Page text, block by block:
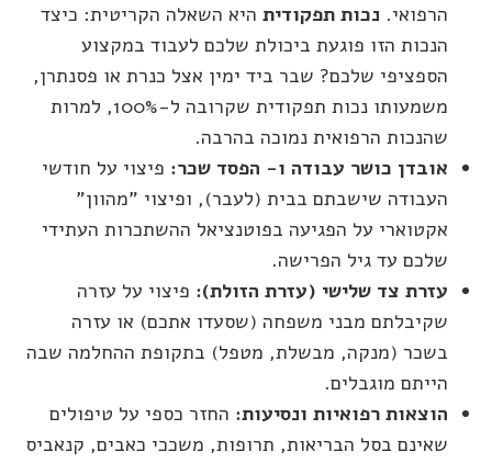
הרפואי. נכות תפקודית היא השאלה הקריטית: כיצד
הנכות הזו פוגעת ביכולת שלכם לעבוד במקצוע
הספציפי שלכם? שבר ביד ימין אצל כנרת או פסנתרן,
משמעותו נכות תפקודית שקרובה ל-100%, למרות
שהנכות הרפואית נמוכה בהרבה.
אובדן כושר עבודה ו- הפסד שכר: פיצוי על חודשי
העבודה שישבתם בבית (לעבר), ופיצוי "מהוון"
אקטוארי על הפגיעה בפוטנציאל ההשתכרות העתידי
שלכם עד גיל הפרישה.
עזרת צד שלישי (עזרת הזולת): פיצוי על עזרה
שקיבלתם מבני משפחה (שסעדו אתכם) או עזרה
בשכר (מנקה, מבשלת, מטפל) בתקופת ההחלמה שבה
הייתם מוגבלים.
הוצאות רפואיות ונסיעות: החזר כספי על טיפולים
שאינם בסל הבריאות, תרופות, משככי כאבים, קנאביס